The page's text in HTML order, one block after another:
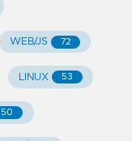
WEB/JS 72
LINUX 53
50